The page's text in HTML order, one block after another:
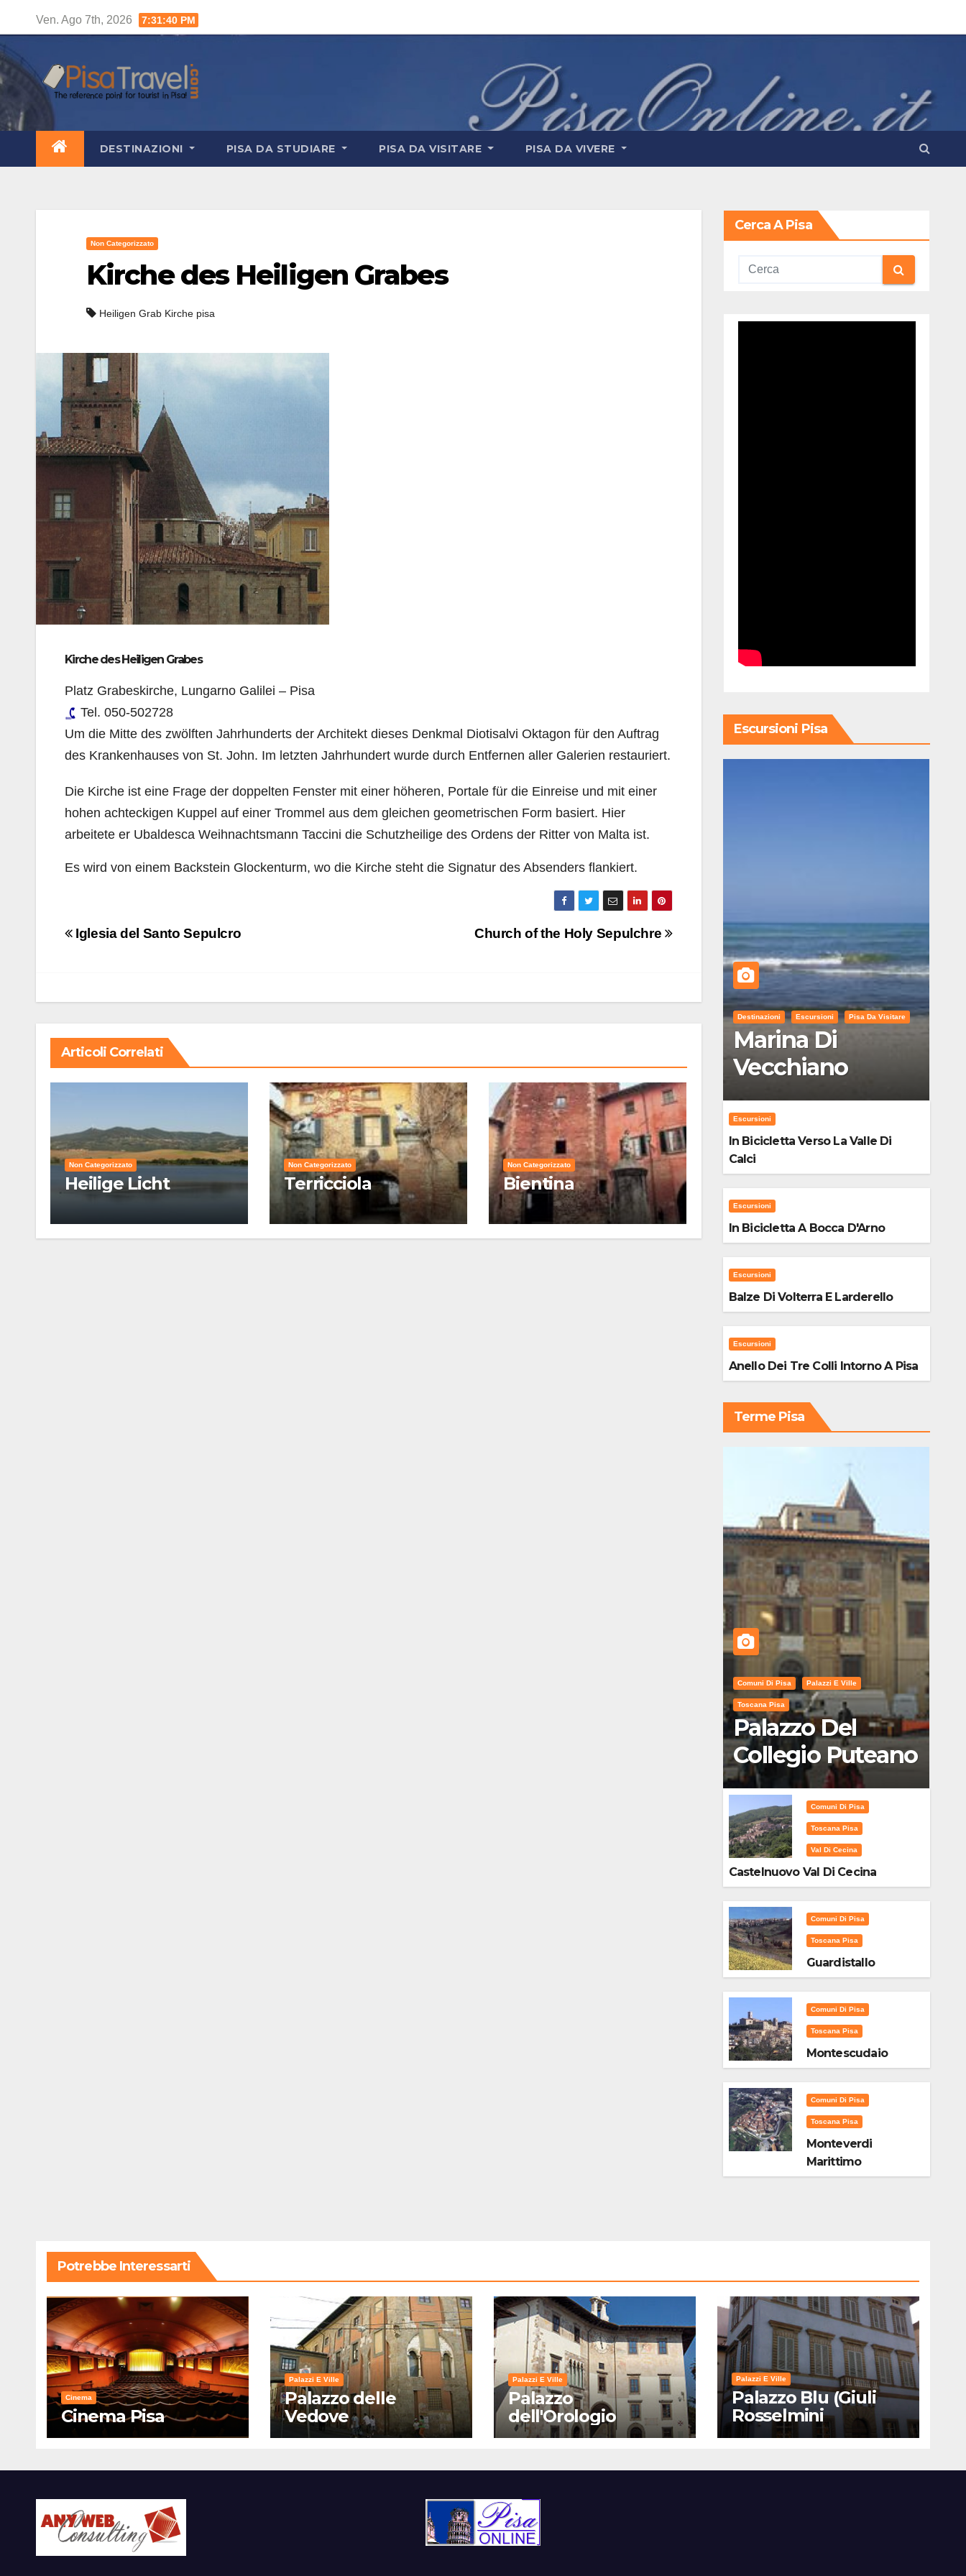
contenuto
Ven. Ago 7th, 2026 7:31:41 PM
DESTINAZIONI PISA DA STUDIARE PISA DA VISITARE PISA DA VIVERE
Non Categorizzato
Kirche des Heiligen Grabes
Heiligen Grab Kirche pisa
Kirche des Heiligen Grabes
Platz Grabeskirche, Lungarno Galilei – Pisa
Tel. 050-502728
Um die Mitte des zwölften Jahrhunderts der Architekt dieses Denkmal Diotisalvi Oktagon für den Auftrag
des Krankenhauses von St. John. Im letzten Jahrhundert wurde durch Entfernen aller Galerien restauriert.
Die Kirche ist eine Frage der doppelten Fenster mit einer höheren, Portale für die Einreise und mit einer
hohen achteckigen Kuppel auf einer Trommel aus dem gleichen geometrischen Form basiert. Hier
arbeitete er Ubaldesca Weihnachtsmann Taccini die Schutzheilige des Ordens der Ritter von Malta ist.
Es wird von einem Backstein Glockenturm, wo die Kirche steht die Signatur des Absenders flankiert.
Navigazione
Church of the Holy Sepulchre
Iglesia del Santo Sepulcro
Articoli Correlati
Non Categorizzato
Heilige Licht
Non Categorizzato
Terricciola
Non Categorizzato
Bientina
Cerca A Pisa
Escursioni Pisa
Destinazioni Escursioni Pisa Da Visitare
Marina Di
Vecchiano
Escursioni
In Bicicletta Verso La Valle Di
Calci
Escursioni
In Bicicletta A Bocca D'Arno
Escursioni
Balze Di Volterra E Larderello
Escursioni
Anello Dei Tre Colli Intorno A Pisa
Terme Pisa
Comuni Di Pisa Palazzi E Ville
Toscana Pisa
Palazzo Del
Collegio Puteano
Comuni Di Pisa
Toscana Pisa
Val Di Cecina
Castelnuovo Val Di Cecina
Comuni Di Pisa
Toscana Pisa
Guardistallo
Comuni Di Pisa
Toscana Pisa
Montescudaio
Comuni Di Pisa
Toscana Pisa
Monteverdi
Marittimo
Potrebbe Interessarti
Cinema
Cinema Pisa
Palazzi E Ville
Palazzo delle
Vedove
Palazzi E Ville
Palazzo
dell'Orologio
Palazzi E Ville
Palazzo Blu (Giuli
Rosselmini
Gualandi) – Pisa:
Visita